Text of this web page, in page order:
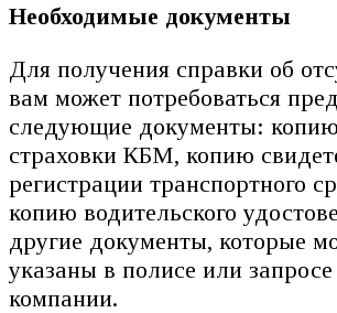
Необходимые документы
Для получения справки об
вам может потребоваться
следующие документы:
страховки КБМ, копию
регистрации транспортного
копию водительского
другие документы, которые
указаны в полисе или
компании.